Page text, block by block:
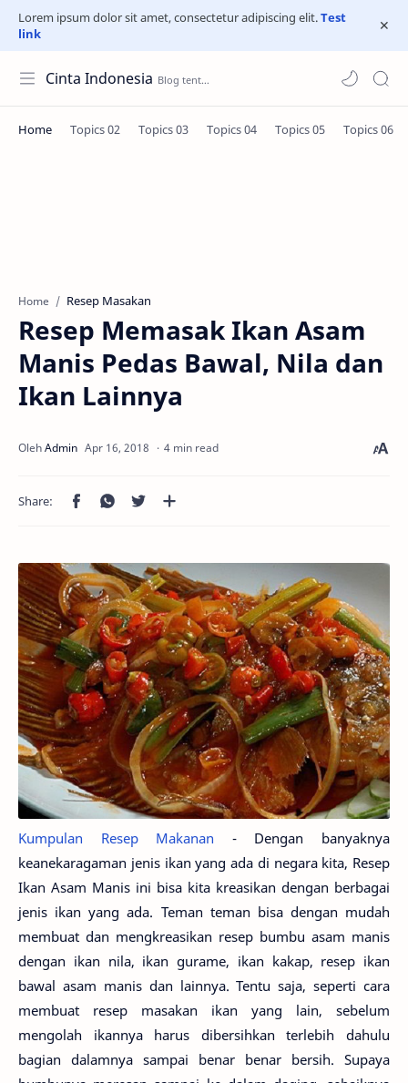
Lorem ipsum dolor sit amet, consectetur adipiscing elit.Test
link
Cinta Indonesia
Home Resep Masakan
Resep Memasak Ikan Asam
Manis Pedas Bawal, Nila dan
Ikan Lainnya
4 min read
Kumpulan Resep Makanan - Dengan banyaknya
keanekaragaman jenis ikan yang ada di negara kita, Resep
Ikan Asam Manis ini bisa kita kreasikan dengan berbagai
jenis ikan yang ada. Teman teman bisa dengan mudah
membuat dan mengkreasikan resep bumbu asam manis
dengan ikan nila, ikan gurame, ikan kakap, resep ikan
bawal asam manis dan lainnya. Tentu saja, seperti cara
membuat resep masakan ikan yang lain, sebelum
mengolah ikannya harus dibersihkan terlebih dahulu
bagian dalamnya sampai benar benar bersih. Supaya